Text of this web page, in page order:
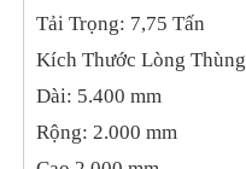
Tải Trọng: 7,75 Tấn
Kích Thước Lòng Thùng
Dài: 5.400 mm
Rộng: 2.000 mm